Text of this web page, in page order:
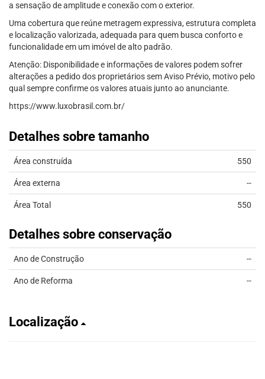
a sensação de amplitude e conexão com o exterior.
Uma cobertura que reúne metragem expressiva, estrutura completa
e localização valorizada, adequada para quem busca conforto e
funcionalidade em um imóvel de alto padrão.
Atenção: Disponibilidade e informações de valores podem sofrer
alterações a pedido dos proprietários sem Aviso Prévio, motivo pelo
qual sempre confirme os valores atuais junto ao anunciante.
https://www.luxobrasil.com.br/
Detalhes sobre tamanho
Área construída 550
Área externa --
Área Total 550
Detalhes sobre conservação
Ano de Construção --
Ano de Reforma --
Localização